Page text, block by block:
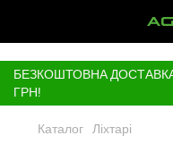
БЕЗКОШТОВНА
ГРН!
Каталог Ліхтарі